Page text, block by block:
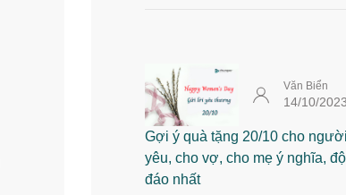
Văn Biển
14/10/2023
Gợi ý quà tặng 20/10 cho người
yêu, cho vợ, cho mẹ ý nghĩa,
đáo nhất